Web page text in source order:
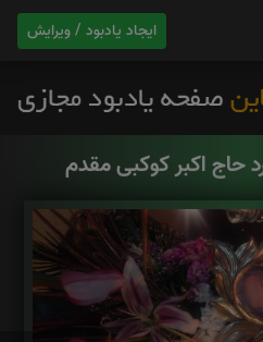
ایجاد یادبود / ویرایش
حاج اکبر کوکبی مقدم